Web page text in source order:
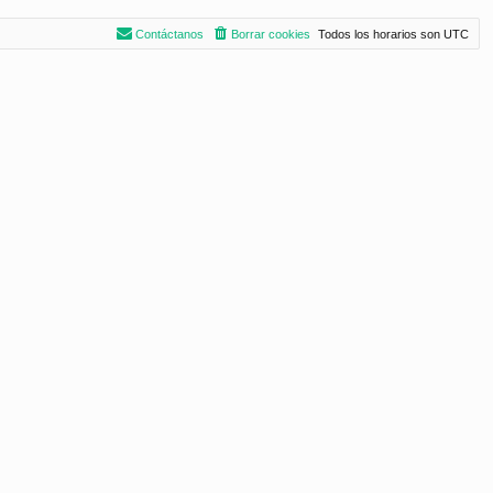
Todos los horarios son UTC
Borrar cookies
Contáctanos